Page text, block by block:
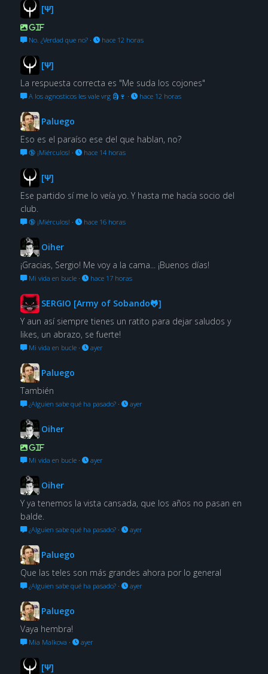
[Ψ]
GIF
No. ¿Verdad que no?· hace 12 horas
[Ψ]
La respuesta correcta es "Me suda los cojones"
A los agnosticos les vale vrg 🗿🍷 · hace 12 horas
Paluego
Eso es el paraíso ese del que hablan, no?
🔞 ¡Miérculos! · hace 14 horas
[Ψ]
Ese partido sí me lo veía yo. Y hasta me hacía socio del
club.
🔞 ¡Miérculos! · hace 16 horas
Oiher
¡Gracias, Sergio! Me voy a la cama... ¡Buenos días!
Mi vida en bucle· hace 17 horas
SERGIO [Army of Sobando🐸]
Y aun así siempre tienes un ratito para dejar saludos y
likes, un abrazo, se fuerte!
Mi vida en bucle· ayer
Paluego
También
¿Alguien sabe qué ha pasado?· ayer
Oiher
GIF
Mi vida en bucle· ayer
Oiher
Y ya tenemos la vista cansada, que los años no pasan en
balde.
¿Alguien sabe qué ha pasado?· ayer
Paluego
Que las teles son más grandes ahora por lo general
¿Alguien sabe qué ha pasado?· ayer
Paluego
Vaya hembra!
Mia Malkova · ayer
[Ψ]